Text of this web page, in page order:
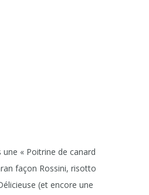
une « Poitrine de canard
façon Rossini, risotto
(et encore une